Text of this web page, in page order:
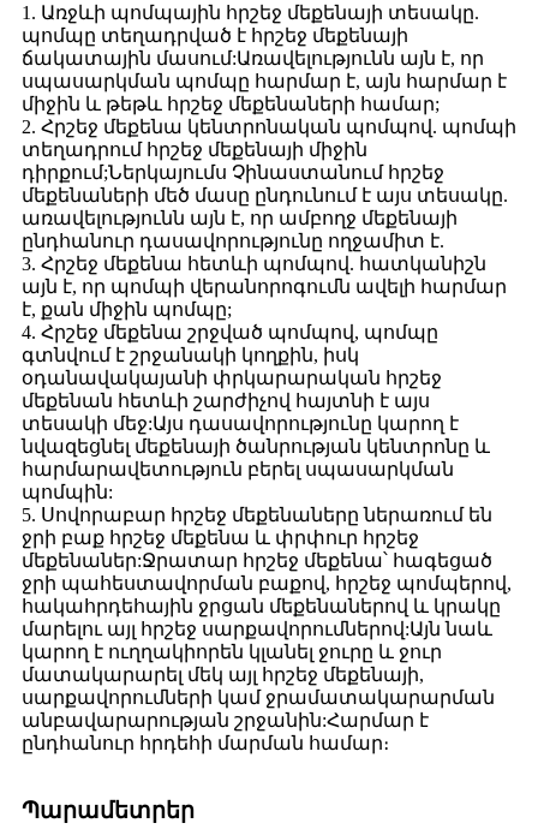
1. Առջևի պոմպային հրշեջ մեքենայի տեսակը.
պոմպը տեղադրված է հրշեջ մեքենայի
ճակատային մասում:Առավելությունն այն է, որ
սպասարկման պոմպը հարմար է, այն հարմար է
միջին և թեթև հրշեջ մեքենաների համար;
2. Հրշեջ մեքենա կենտրոնական պոմպով. պոմպի
տեղադրում հրշեջ մեքենայի միջին
դիրքում;Ներկայումս Չինաստանում հրշեջ
մեքենաների մեծ մասը ընդունում է այս տեսակը.
առավելությունն այն է, որ ամբողջ մեքենայի
ընդհանուր դասավորությունը ողջամիտ է.
3. Հրշեջ մեքենա հետևի պոմպով. հատկանիշն
այն է, որ պոմպի վերանորոգումն ավելի հարմար
է, քան միջին պոմպը;
4. Հրշեջ մեքենա շրջված պոմպով, պոմպը
գտնվում է շրջանակի կողքին, իսկ
օդանավակայանի փրկարարական հրշեջ
մեքենան հետևի շարժիչով հայտնի է այս
տեսակի մեջ:Այս դասավորությունը կարող է
նվազեցնել մեքենայի ծանրության կենտրոնը և
հարմարավետություն բերել սպասարկման
պոմպին:
5. Սովորաբար հրշեջ մեքենաները ներառում են
ջրի բաք հրշեջ մեքենա և փրփուր հրշեջ
մեքենաներ:Ջրատար հրշեջ մեքենա՝ հագեցած
ջրի պահեստավորման բաքով, հրշեջ պոմպերով,
հակահրդեհային ջրցան մեքենաներով և կրակը
մարելու այլ հրշեջ սարքավորումներով:Այն նաև
կարող է ուղղակիորեն կլանել ջուրը և ջուր
մատակարարել մեկ այլ հրշեջ մեքենայի,
սարքավորումների կամ ջրամատակարարման
անբավարարության շրջանին:Հարմար է
ընդհանուր հրդեհի մարման համար։
Պարամետրեր